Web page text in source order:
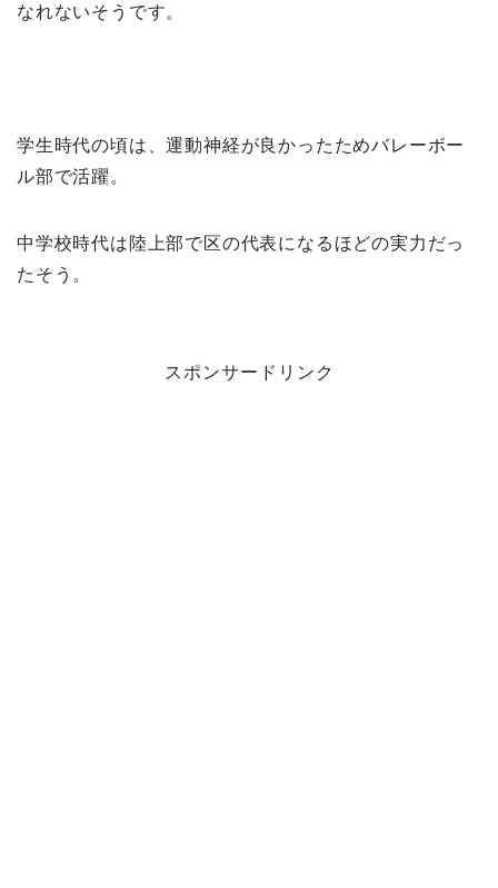
なれないそうです。
学生時代の頃は、運動神経が良かったためバレーボー
ル部で活躍。
中学校時代は陸上部で区の代表になるほどの実力だっ
たそう。
スポンサードリンク